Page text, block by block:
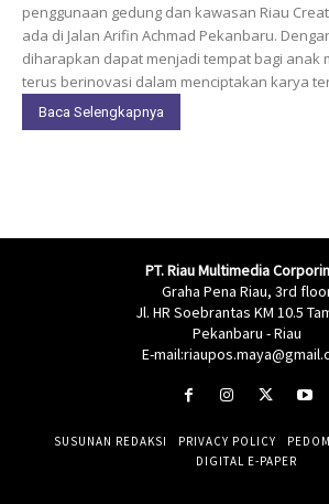
penggunaan gedung dan kawasan Riau
ada di Jalan Arifin Achmad Pekanbaru.
diharapkan dapat menjadi tempat bagi anak
terus berinovasi dalam menciptakan karya
Baca Selengkapnya
PT. Riau Multimedia
Graha Pena Riau, 3rd
Jl. HR Soebrantas KM 10.5
Pekanbaru - Riau
E-
SUSUNAN REDAKSI PRIVACY POLICY
DIGITAL E-PAPER